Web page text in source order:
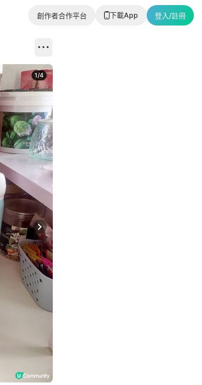
創作者合作平台 下載App 登入/註冊
Next slide
1/4